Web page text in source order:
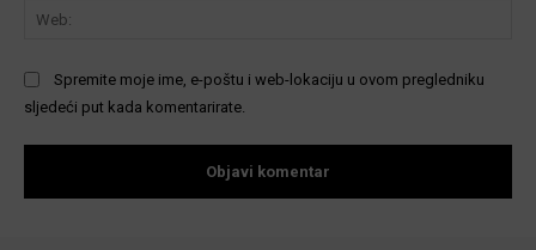
Spremite moje ime, e-poštu i web-lokaciju u ovom pregledniku
sljedeći put kada komentarirate.